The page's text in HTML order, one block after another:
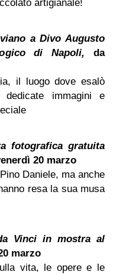
artigianale!
a Divo Augusto
di Napoli, da
il luogo dove esalò
immagini e
fotografica gratuita
20 marzo
Daniele, ma anche
resa la sua musa
Vinci in mostra al
marzo
vita, le opere e le